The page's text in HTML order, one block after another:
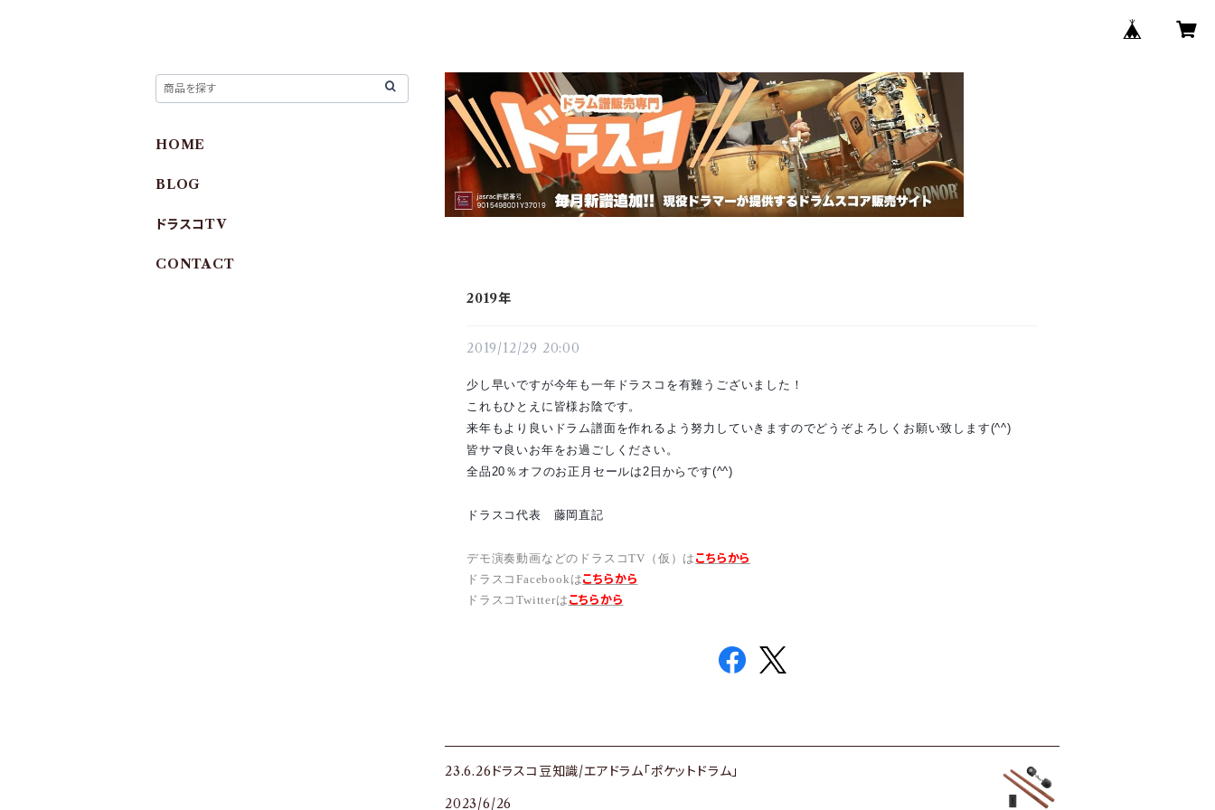
2019年
2019/12/29 20:00
少し早いですが今年も一年ドラスコを有難うございました！
これもひとえに皆様お陰です。
来年もより良いドラム譜面を作れるよう努力していきますのでどうぞよろしくお願い致します(^^)‬
‪皆サマ良いお年をお過ごしください。
全品20％オフの‪お正月セールは2日からです(^^)
ドラスコ代表 藤岡直記
デモ演奏動画などのドラスコTV（仮）は こちらから
ドラスコFacebookはこちらから
ドラスコTwitterは こちらから
23.6.26ドラスコ豆知識/エアドラム「ポケットドラム」
2023/6/26
HOME
BLOG
ドラスコTV
CONTACT